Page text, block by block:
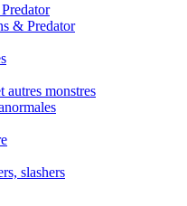
& Predator
autres monstres
slashers